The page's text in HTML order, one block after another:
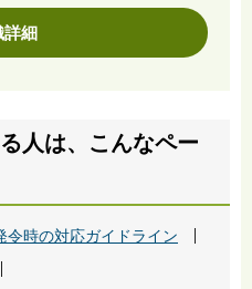
詳細
人は、こんなペー
令時の対応ガイドライン